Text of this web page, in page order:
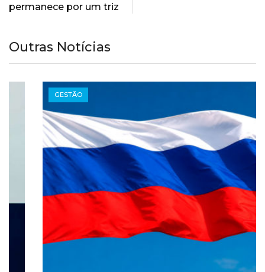
permanece por um triz
Outras Notícias